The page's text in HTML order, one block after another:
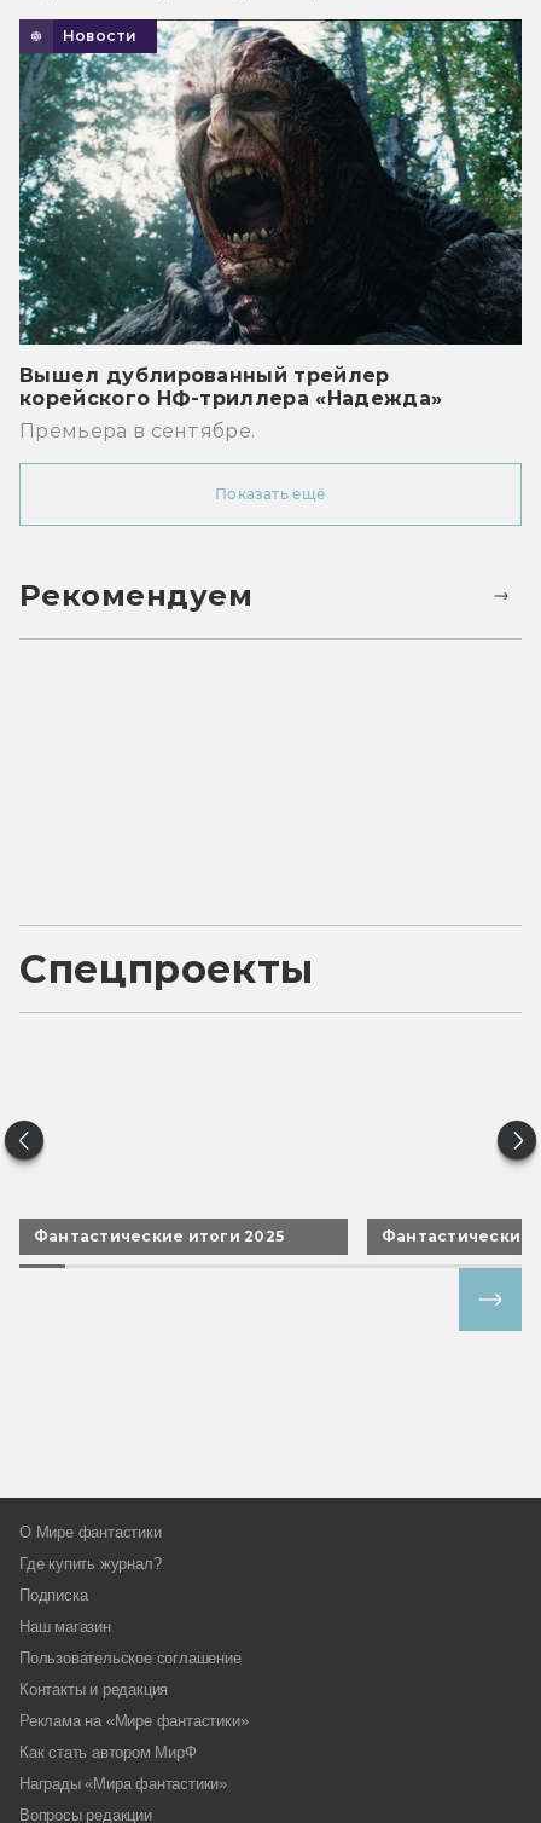
Новости
Вышел дублированный трейлер
корейского НФ-триллера «Надежда»
Премьера в сентябре.
Показать ещё
Рекомендуем
Спецпроекты
Фантастические итоги 2025 Фантастические
О Мире фантастики
Где купить журнал?
Подписка
Наш магазин
Пользовательское соглашение
Контакты и редакция
Реклама на «Мире фантастики»
Как стать автором МирФ
Награды «Мира фантастики»
Вопросы редакции